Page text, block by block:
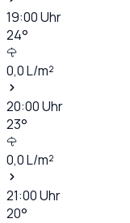
19:00Uhr
24°
0,0L/m²
20:00Uhr
23°
0,0L/m²
21:00Uhr
20°